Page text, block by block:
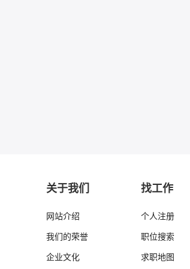
关于我们
网站介绍
我们的荣誉
企业文化
找工作
个人注册
职位搜索
求职地图